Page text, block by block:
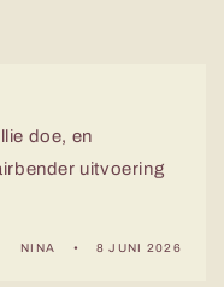
doe, en
uitvoering
NINA 8 JUNI 2026